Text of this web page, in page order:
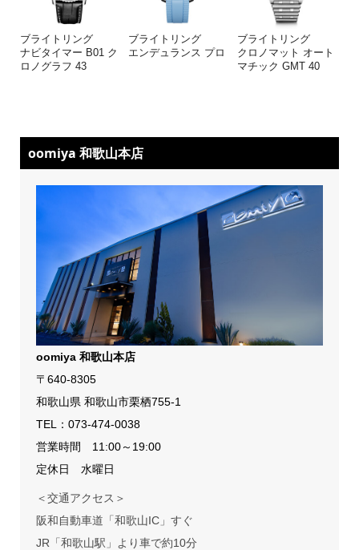
ブライトリング
ナビタイマー B01 ク
ロノグラフ 43
ブライトリング
エンデュランス プロ
ブライトリング
クロノマット オート
マチック GMT 40
oomiya 和歌山本店
oomiya 和歌山本店
〒640-8305
和歌山県 和歌山市栗栖755-1
TEL： 073-474-0038
営業時間 11:00～19:00
定休日 水曜日
＜交通アクセス＞
阪和自動車道「和歌山IC」すぐ
JR「和歌山駅」より車で約10分